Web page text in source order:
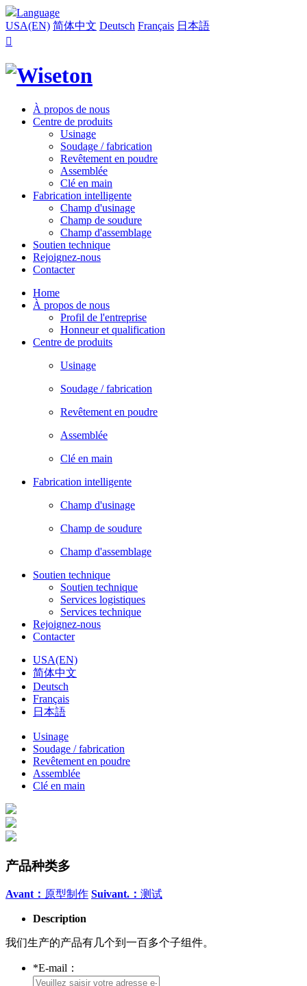
Language
USA(EN) 简体中文 Deutsch Français 日本語

À propos de nous
Centre de produits
Usinage
Soudage / fabrication
Revêtement en poudre
Assemblée
Clé en main
Fabrication intelligente
Champ d'usinage
Champ de soudure
Champ d'assemblage
Soutien technique
Rejoignez-nous
Contacter
Home
À propos de nous
Profil de l'entreprise
Honneur et qualification
Centre de produits
Usinage
Soudage / fabrication
Revêtement en poudre
Assemblée
Clé en main
Fabrication intelligente
Champ d'usinage
Champ de soudure
Champ d'assemblage
Soutien technique
Soutien technique
Services logistiques
Services technique
Rejoignez-nous
Contacter
USA(EN)
简体中文
Deutsch
Français
日本語
Usinage
Soudage / fabrication
Revêtement en poudre
Assemblée
Clé en main
产品种类多
Avant： 原型制作 Suivant.： 测试
Description
我们生产的产品有几个到一百多个子组件。
*E-mail：